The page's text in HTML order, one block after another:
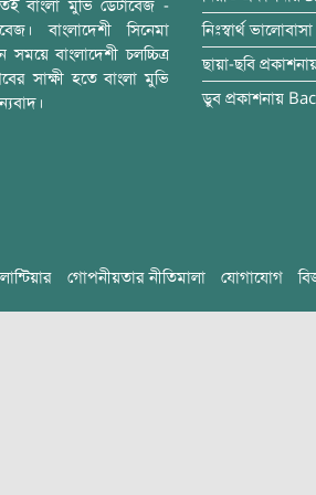
বাংলা মুভি ডেটাবেজ -
বাংলাদেশী সিনেমা
সময়ে বাংলাদেশী চলচ্চিত্র
সাক্ষী হতে বাংলা মুভি
নিঃস্বার্থ ভালোবাসা
ছায়া-ছবি
ডুব প্রকাশনায়
গোপনীয়তার নীতিমালা যোগাযোগ